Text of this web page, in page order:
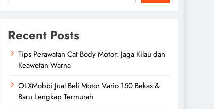
Recent Posts
Tips Perawatan Cat Body Motor: Jaga Kilau dan
Keawetan Warna
OLXMobbi Jual Beli Motor Vario 150 Bekas &
Baru Lengkap Termurah